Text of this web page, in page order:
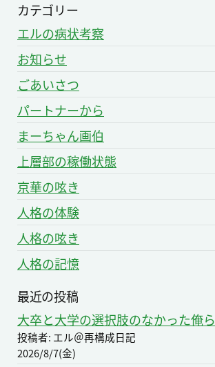
カテゴリー
エルの病状考察
お知らせ
ごあいさつ
パートナーから
まーちゃん画伯
上層部の稼働状態
京華の呟き
人格の体験
人格の呟き
人格の記憶
最近の投稿
大卒と大学の選択肢のなかった俺ら
投稿者: エル＠再構成日記
2026/8/7(金)